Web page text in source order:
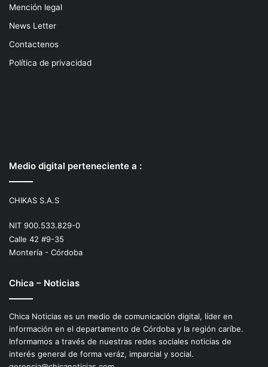
Mención legal
News Letter
Contactenos
Política de privacidad
Medio digital perteneciente a :
CHIKAS S.A.S
NIT 900.533.829-0
Calle 42 #9-35
Montería - Córdoba
Chica – Noticias
Chica Noticias es un medio de comunicación digital, líder en
información en el departamento de Córdoba y la región caríbe.
Informamos a través de nuestras redes sociales noticias de
interés general de forma veráz, imparcial y social.